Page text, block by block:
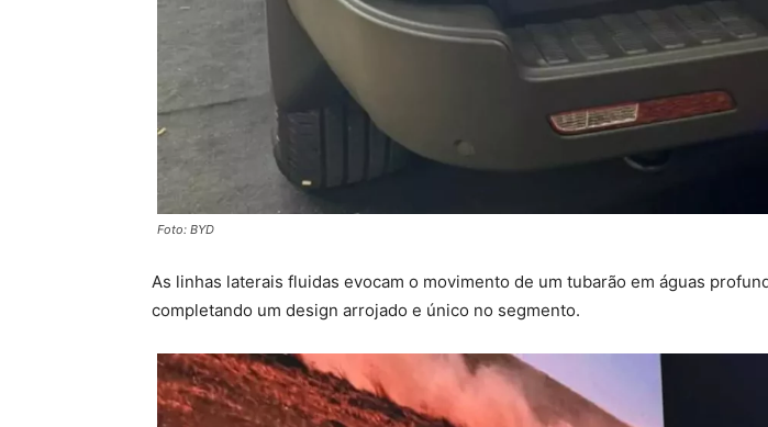
Foto: BYD
As linhas laterais fluidas evocam o movimento de um tubarão em águas
completando um design arrojado e único no segmento.